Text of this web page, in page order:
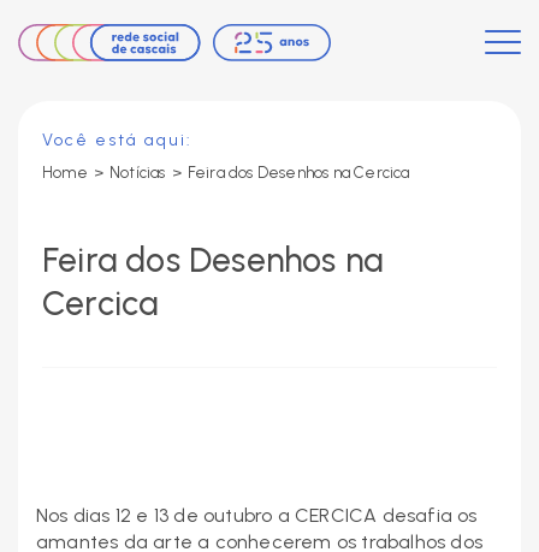
Você está aqui:
Home > Notícias > Feira dos Desenhos na Cercica
Feira dos Desenhos na
Cercica
Nos dias 12 e 13 de outubro a CERCICA desafia os
amantes da arte a conhecerem os trabalhos dos